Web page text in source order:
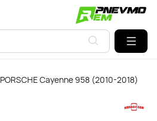
PORSCHE Cayenne 958 (2010-2018)